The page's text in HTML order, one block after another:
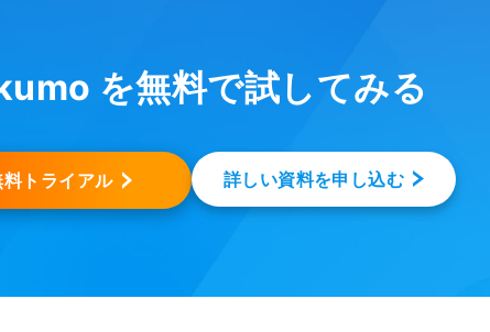
を無料で試してみる
料トライアル 詳しい資料を申し込む